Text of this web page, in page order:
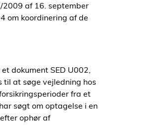
2009 af 16. september
om koordinering af de
dokument SED U002,
til at søge vejledning hos
fra et
søgt om optagelse i en
ophør af